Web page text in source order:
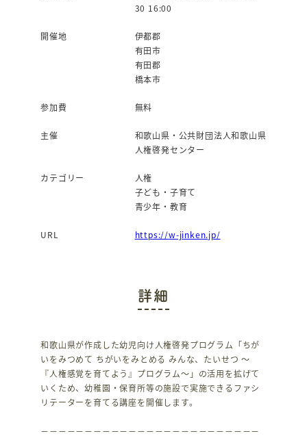
30 16:00
開催地
伊都郡
有田市
有田郡
橋本市
参加費 無料
主催
和歌山県・公共財団法人和歌山県
人権啓発センター
カテゴリー
人権
子ども・子育て
青少年・教育
URL https://w-jinken.jp/
詳細
和歌山県が作成した幼児向け人権啓発プログラム「ちが
いをみつめて ちがいをみとめる みんな、たいせつ ～
『人権感覚を育てよう』プログラム～」の活用を拡げて
いくため、幼稚園・保育所等の施設で実施できるファシ
リテーターを育てる講座を開催します。
－－－－－－－－－－－－－－－－－－－－－－－－－